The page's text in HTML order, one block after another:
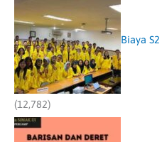
Biaya
(12,782)